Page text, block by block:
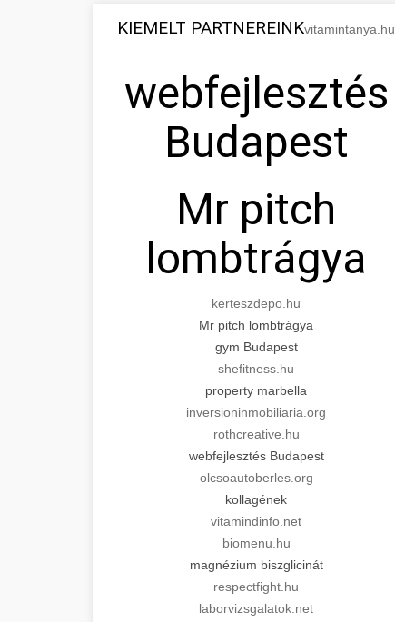
KIEMELT PARTNEREINKvitamintanya.hu
webfejlesztés
Budapest
Mr pitch
lombtrágya
kerteszdepo.hu
Mr pitch lombtrágya
gym Budapest
shefitness.hu
property marbella
inversioninmobiliaria.org
rothcreative.hu
webfejlesztés Budapest
olcsoautoberles.org
kollagének
vitamindinfo.net
biomenu.hu
magnézium biszglicinát
respectfight.hu
laborvizsgalatok.net